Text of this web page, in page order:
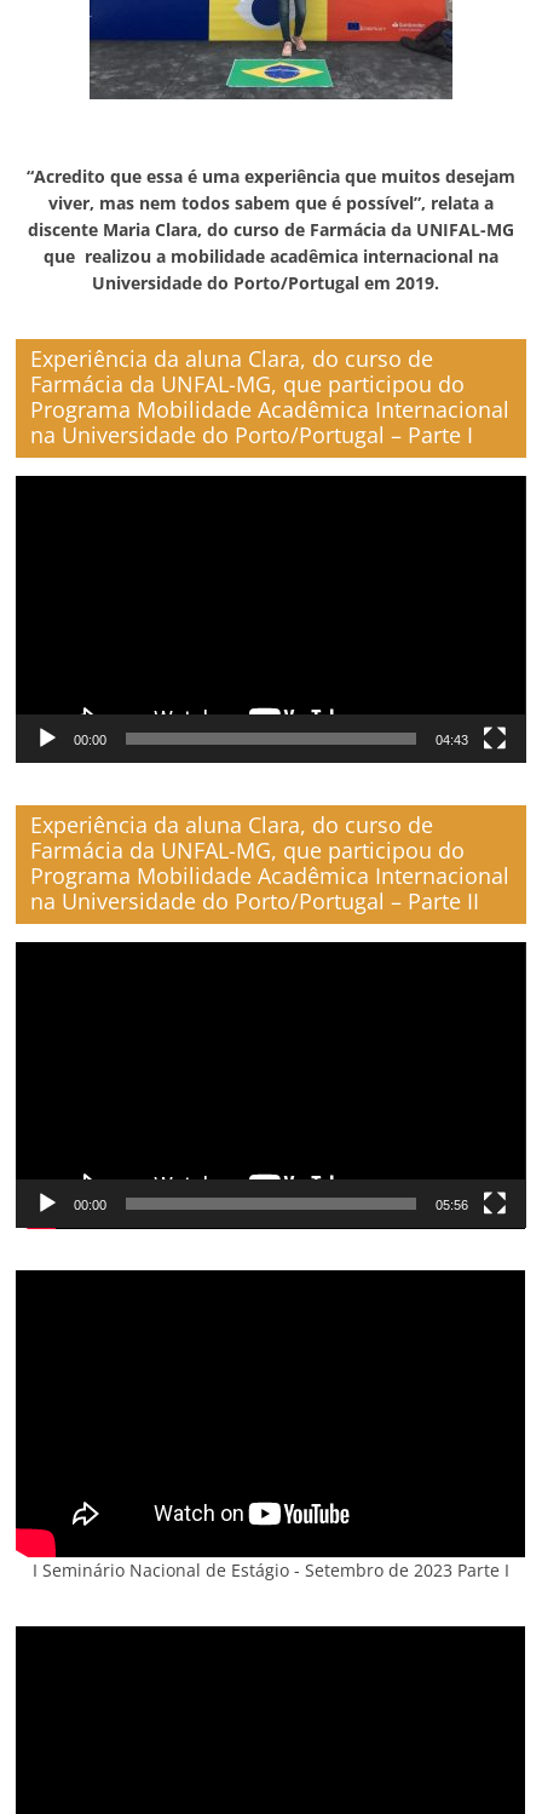
“Acredito que essa é uma experiência que muitos desejam
viver, mas nem todos sabem que é possível”, relata a
discente Maria Clara, do curso de Farmácia da UNIFAL-MG
que realizou a mobilidade acadêmica internacional na
Universidade do Porto/Portugal em 2019.
Experiência da aluna Clara, do curso de
Farmácia da UNFAL-MG, que participou do
Programa Mobilidade Acadêmica Internacional
na Universidade do Porto/Portugal – Parte I
00:00 04:43
Experiência da aluna Clara, do curso de
Farmácia da UNFAL-MG, que participou do
Programa Mobilidade Acadêmica Internacional
na Universidade do Porto/Portugal – Parte II
00:00 05:56
I Seminário Nacional de Estágio - Setembro de 2023 Parte I